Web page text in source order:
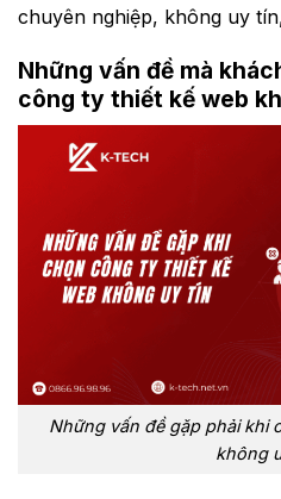
chuyên nghiệp, không uy
Những vấn đề mà
công ty thiết kế web
Những vấn đề gặp phải khi
không